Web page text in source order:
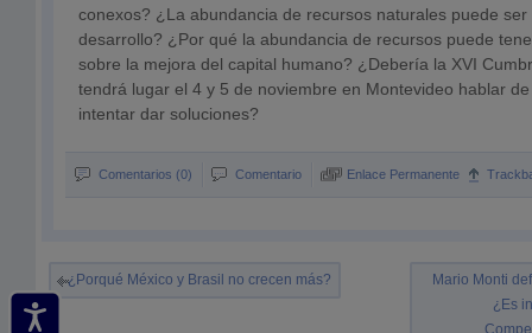
conexos? ¿La abundancia de recursos naturales puede
desarrollo? ¿Por qué la abundancia de recursos puede
sobre la mejora del capital humano? ¿Debería la XVI
tendrá lugar el 4 y 5 de noviembre en Montevideo hablar
intentar dar soluciones?
Comentarios (0) Comentario Enlace Permanente
¿Porqué México y Brasil no crecen más?
Mario Monti
¿Es